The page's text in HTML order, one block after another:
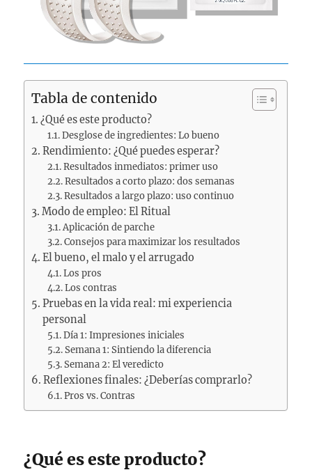
Tabla de contenido
¿Qué es este producto?
Desglose de ingredientes: Lo bueno
Rendimiento: ¿Qué puedes esperar?
Resultados inmediatos: primer uso
Resultados a corto plazo: dos semanas
Resultados a largo plazo: uso continuo
Modo de empleo: El Ritual
Aplicación de parche
Consejos para maximizar los resultados
El bueno, el malo y el arrugado
Los pros
Los contras
Pruebas en la vida real: mi experiencia
personal
Día 1: Impresiones iniciales
Semana 1: Sintiendo la diferencia
Semana 2: El veredicto
Reflexiones finales: ¿Deberías comprarlo?
Pros vs. Contras
¿Qué es este producto?